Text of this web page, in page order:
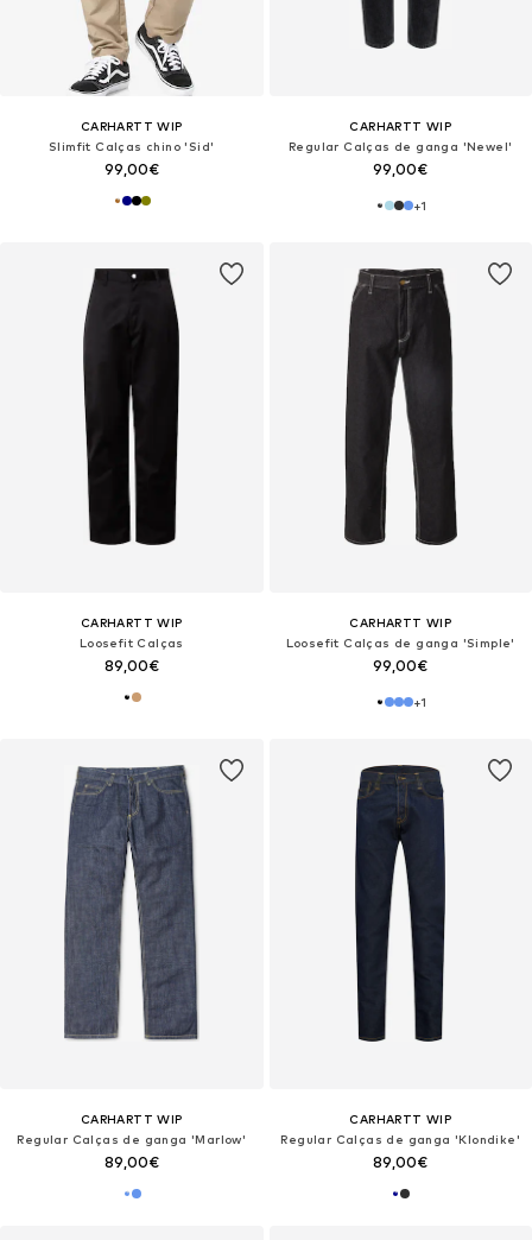
CARHARTT WIP
Slimfit Calças chino 'Sid'
99,00€
CARHARTT WIP
Regular Calças de ganga 'Newel'
99,00€
+1
CARHARTT WIP
Loosefit Calças
89,00€
CARHARTT WIP
Loosefit Calças de ganga 'Simple'
99,00€
+1
CARHARTT WIP
Regular Calças de ganga 'Marlow'
89,00€
CARHARTT WIP
Regular Calças de ganga 'Klondike'
89,00€